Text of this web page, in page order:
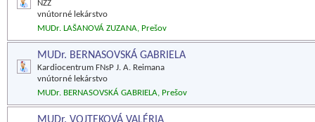
NZZ
vnútorné lekárstvo
MUDr. LAŠANOVÁ ZUZANA, Prešov
MUDr. BERNASOVSKÁ GABRIELA
Kardiocentrum FNsP J. A. Reimana
vnútorné lekárstvo
MUDr. BERNASOVSKÁ GABRIELA, Prešov